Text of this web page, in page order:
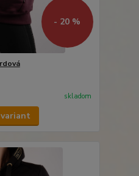
- 20 %
skladom